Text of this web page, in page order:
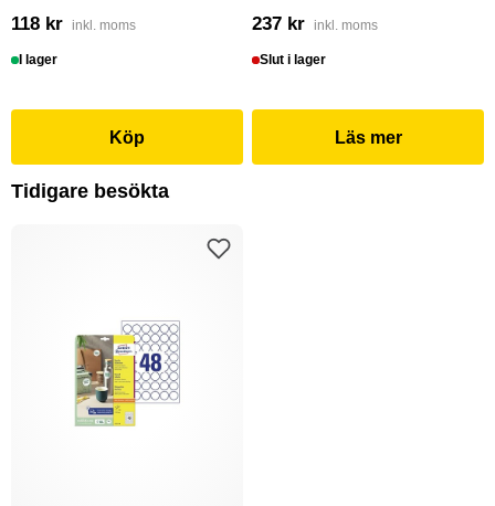
118 kr inkl. moms
I lager
Köp
237 kr inkl. moms
Slut i lager
Läs mer
Tidigare besökta